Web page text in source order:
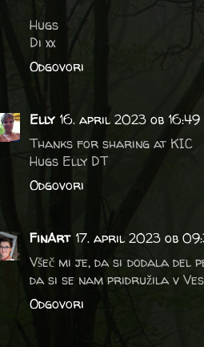
Hugs
Di xx
Odgovori
Elly 16. april 2023 ob 16:49
Thanks for sharing at KIC
Hugs Elly DT
Odgovori
FinArt 17. april 2023 ob
Všeč mi je, da si dodala del
da si se nam pridružila v
Odgovori